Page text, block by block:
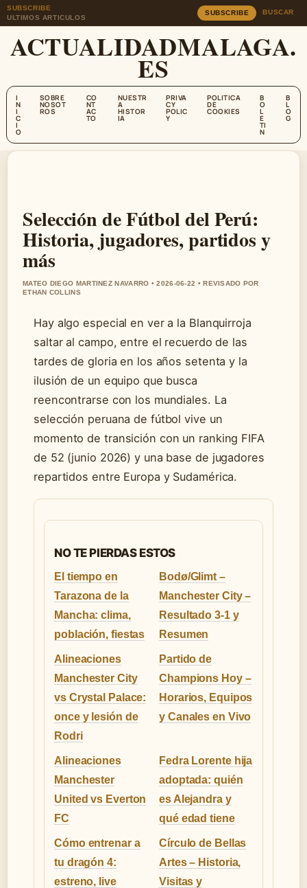
SUBSCRIBE
ULTIMOS ARTICULOS
SUBSCRIBE BUSCAR
ACTUALIDADMALAGA.
ES
I
N
I
C
I
O
SOBRE
NOSOT
ROS
CO
NT
AC
TO
NUESTR
A
HISTOR
IA
PRIVA
CY
POLIC
Y
POLITICA
DE
COOKIES
B
O
L
E
TI
N
B
L
O
G
Selección de Fútbol del Perú:
Historia, jugadores, partidos y
más
MATEO DIEGO MARTINEZ NAVARRO • 2026-06-22 • REVISADO POR
ETHAN COLLINS
Hay algo especial en ver a la Blanquirroja
saltar al campo, entre el recuerdo de las
tardes de gloria en los años setenta y la
ilusión de un equipo que busca
reencontrarse con los mundiales. La
selección peruana de fútbol vive un
momento de transición con un ranking FIFA
de 52 (junio 2026) y una base de jugadores
repartidos entre Europa y Sudamérica.
NO TE PIERDAS ESTOS
El tiempo en
Tarazona de la
Mancha: clima,
población, fiestas
Bodø/Glimt –
Manchester City –
Resultado 3-1 y
Resumen
Alineaciones
Manchester City
vs Crystal Palace:
once y lesión de
Rodri
Partido de
Champions Hoy –
Horarios, Equipos
y Canales en Vivo
Alineaciones
Manchester
United vs Everton
FC
Fedra Lorente hija
adoptada: quién
es Alejandra y
qué edad tiene
Cómo entrenar a
tu dragón 4:
estreno, live
Círculo de Bellas
Artes – Historia,
Visitas y